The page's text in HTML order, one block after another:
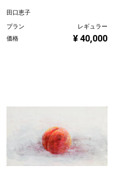
田口恵子
プラン
レギュラー
価格
¥ 40,000